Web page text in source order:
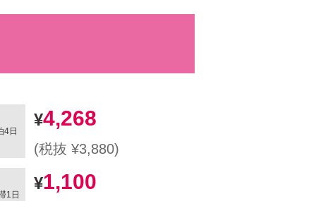
4日
4,268
(税抜 ¥3,880)
1日
1,100